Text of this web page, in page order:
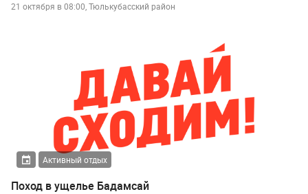
21 октября в 08:00, Тюлькубасский район
Активный отдых
Поход в ущелье Бадамсай